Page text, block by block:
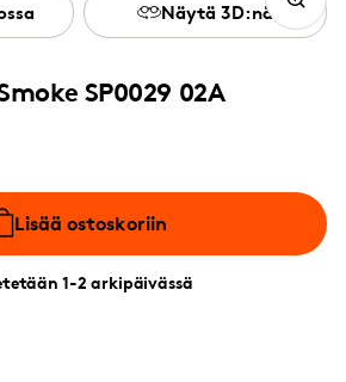
SP0029 02A
Lisää ostoskoriin
1-2 arkipäivässä
Näytä 3D:nä